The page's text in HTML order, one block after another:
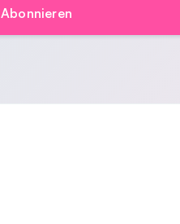
Abonnieren